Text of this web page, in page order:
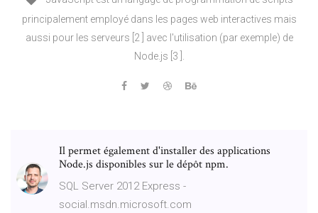
principalement employé dans les pages web interactives mais
aussi pour les serveurs [2 ] avec l'utilisation (par exemple) de
Node.js [3 ].
Il permet également d'installer des applications
Node.js disponibles sur le dépôt npm.
SQL Server 2012 Express -
social.msdn.microsoft.com